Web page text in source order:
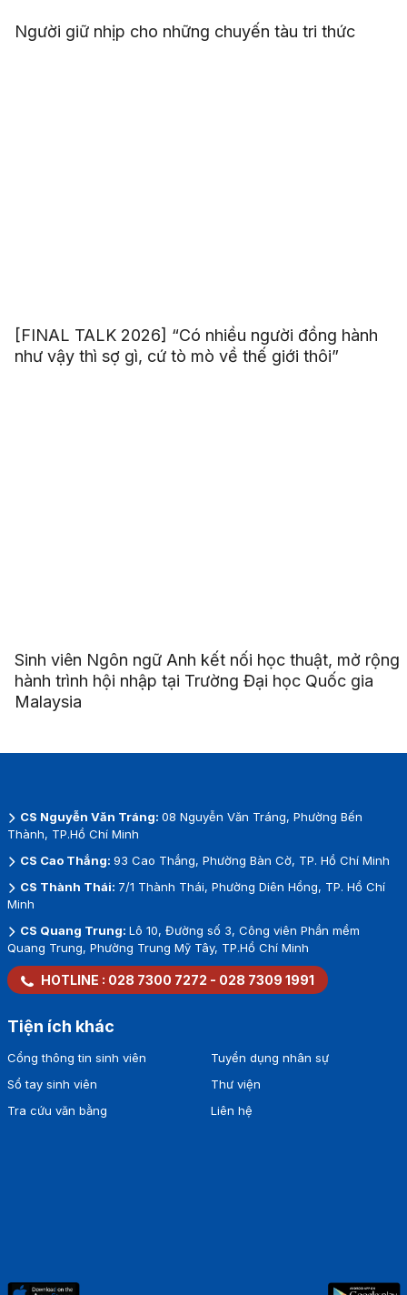
Người giữ nhịp cho những chuyến tàu tri thức
[FINAL TALK 2026] “Có nhiều người đồng hành
như vậy thì sợ gì, cứ tò mò về thế giới thôi”
Sinh viên Ngôn ngữ Anh kết nối học thuật, mở rộng
hành trình hội nhập tại Trường Đại học Quốc gia
Malaysia
CS Nguyễn Văn Tráng: 08 Nguyễn Văn Tráng, Phường Bến
Thành, TP.Hồ Chí Minh
CS Cao Thắng: 93 Cao Thắng, Phường Bàn Cờ, TP. Hồ Chí Minh
CS Thành Thái: 7/1 Thành Thái, Phường Diên Hồng, TP. Hồ Chí
Minh
CS Quang Trung: Lô 10, Đường số 3, Công viên Phần mềm
Quang Trung, Phường Trung Mỹ Tây, TP.Hồ Chí Minh
HOTLINE : 028 7300 7272 - 028 7309 1991
Tiện ích khác
Cổng thông tin sinh viên
Sổ tay sinh viên
Tra cứu văn bằng
Tuyển dụng nhân sự
Thư viện
Liên hệ